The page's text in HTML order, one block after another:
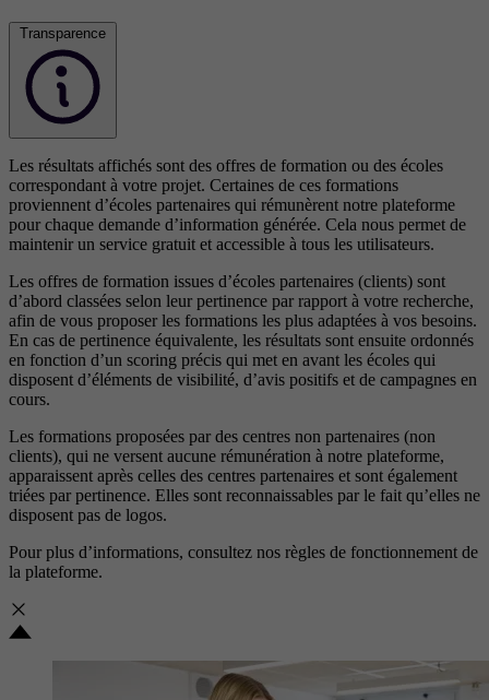
Transparence
Les résultats affichés sont des offres de formation ou des écoles
correspondant à votre projet. Certaines de ces formations
proviennent d’écoles partenaires qui rémunèrent notre plateforme
pour chaque demande d’information générée. Cela nous permet de
maintenir un service gratuit et accessible à tous les utilisateurs.
Les offres de formation issues d’écoles partenaires (clients) sont
d’abord classées selon leur pertinence par rapport à votre recherche,
afin de vous proposer les formations les plus adaptées à vos besoins.
En cas de pertinence équivalente, les résultats sont ensuite ordonnés
en fonction d’un scoring précis qui met en avant les écoles qui
disposent d’éléments de visibilité, d’avis positifs et de campagnes en
cours.
Les formations proposées par des centres non partenaires (non
clients), qui ne versent aucune rémunération à notre plateforme,
apparaissent après celles des centres partenaires et sont également
triées par pertinence. Elles sont reconnaissables par le fait qu’elles ne
disposent pas de logos.
Pour plus d’informations, consultez nos règles de fonctionnement de
la plateforme.